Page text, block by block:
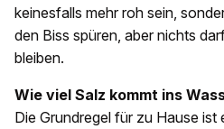
keinesfalls mehr roh sein,
den Biss spüren, aber nichts
bleiben.
Wie viel Salz kommt ins
Die Grundregel für zu Hause ist